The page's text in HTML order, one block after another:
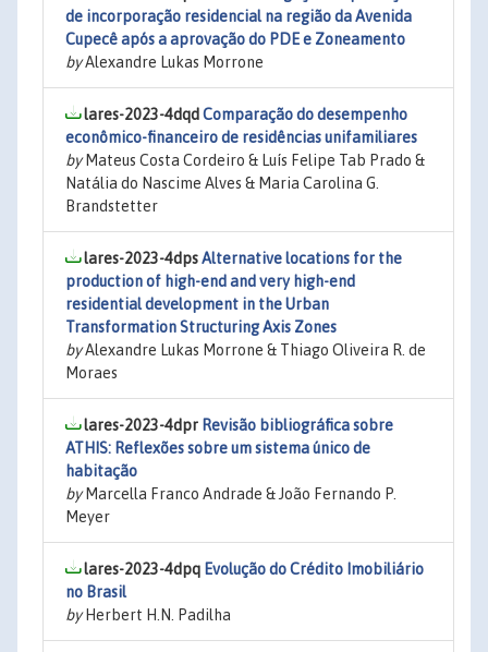
de incorporação residencial na região da Avenida
Cupecê após a aprovação do PDE e Zoneamento
byAlexandre Lukas Morrone
lares-2023-4dqd Comparação do desempenho
econômico-financeiro de residências unifamiliares
byMateus Costa Cordeiro & Luís Felipe Tab Prado &
Natália do Nascime Alves & Maria Carolina G.
Brandstetter
lares-2023-4dpsAlternative locations for the
production of high-end and very high-end
residential development in the Urban
Transformation Structuring Axis Zones
byAlexandre Lukas Morrone & Thiago Oliveira R. de
Moraes
lares-2023-4dpr Revisão bibliográfica sobre
ATHIS: Reflexões sobre um sistema único de
habitação
byMarcella Franco Andrade & João Fernando P.
Meyer
lares-2023-4dpq Evolução do Crédito Imobiliário
no Brasil
byHerbert H.N. Padilha